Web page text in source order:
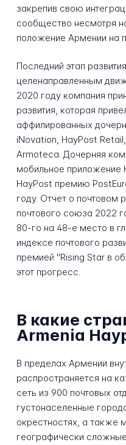
закрепив свою
сообщество несмотря
положение Армении на
Последний этап
целенаправленным
2020 году компания
развития, которая
аффилированных
iNovation, HayPost
Armoteca. Дочерняя
мобильное приложение
HayPost премию
году. Отчет о почтовом
почтового союза 2022
80-го на 48-е место в
индексе почтового
премией "Rising Star в
этот прогресс.
В какие
Armenia
В пределах Армении
распространяется на
сеть из 900 почтовых
густонаселенные
окрестностях, а также
географически